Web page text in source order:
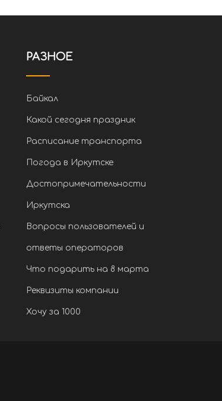
РАЗНОЕ
Байкал
Какой сегодня праздник
Расписание транспорта
Погода в Иркутске
Достопримечательности
Иркутска
Вопросы пользователей и
ответы операторов
Что подарить на 8 марта
Реквизиты компании
Хочу за 1000